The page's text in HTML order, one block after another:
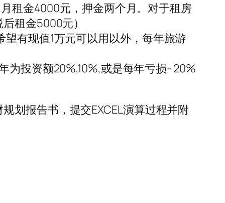
租金4000元，押金两个月。对于租房
租金5000元）
有现值1万元可以用以外，每年旅游
为投资额20%,10%,或是每年亏损- 20%
划报告书，提交EXCEL演算过程并附